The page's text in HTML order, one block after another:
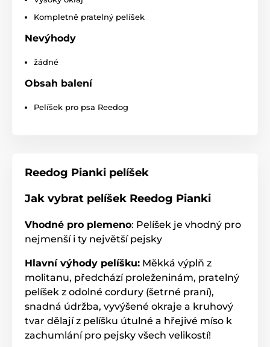
Kompletně pratelný pelíšek
Nevýhody
žádné
Obsah balení
Pelíšek pro psa Reedog
Reedog Pianki pelíšek
Jak vybrat pelíšek Reedog Pianki
Vhodné pro plemeno: Pelíšek je vhodný pro
nejmenší i ty největší pejsky
Hlavní výhody pelíšku: Měkká výplň z
molitanu, předchází proleženinám, pratelný
pelíšek z odolné cordury (šetrné praní),
snadná údržba, vyvýšené okraje a kruhový
tvar dělají z pelíšku útulné a hřejivé míso k
zachumlání pro pejsky všech velikostí!